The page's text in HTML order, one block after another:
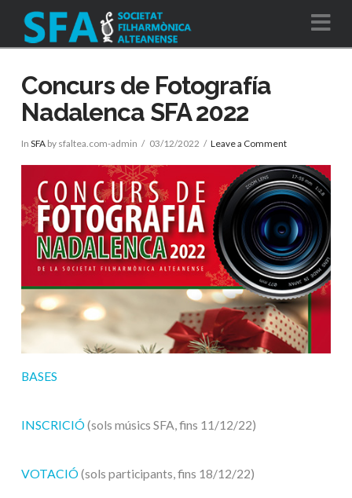
Concurs de Fotografía
Nadalenca SFA 2022
In SFAby sfaltea.com-admin 03/12/2022 Leave a Comment
BASES
INSCRICIÓ(sols músics SFA, fins 11/12/22)
VOTACIÓ(sols participants, fins 18/12/22)